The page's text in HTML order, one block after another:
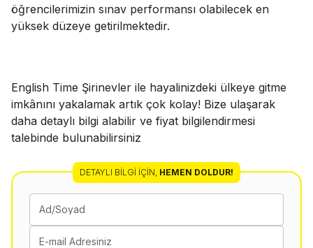
öğrencilerimizin sınav performansı olabilecek en
yüksek düzeye getirilmektedir.
English Time Şirinevler ile hayalinizdeki ülkeye gitme
imkânını yakalamak artık çok kolay! Bize ulaşarak
daha detaylı bilgi alabilir ve fiyat bilgilendirmesi
talebinde bulunabilirsiniz
DETAYLI BILGI İÇIN, HEMEN DOLDUR!
Ad/Soyad
E-mail Adresiniz